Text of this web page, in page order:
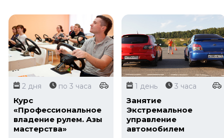
2 дня по 3 часа
Курс
«Профессиональное
владение рулем. Азы
мастерства»
1 день 3 часа
Занятие
Экстремальное
управление
автомобилем